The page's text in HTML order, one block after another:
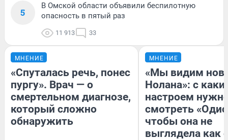
5
В Омской области объявили беспилотную
опасность в пятый раз
11 913 33
МНЕНИЕ
«Спуталась речь, понес
пургу». Врач — о
смертельном диагнозе,
который сложно
обнаружить
МНЕНИЕ
«Мы видим
Нолана»: с
настроем
смотреть
чтобы она не
выглядела как